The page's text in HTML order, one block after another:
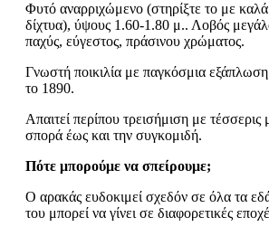
Φυτό αναρριχώμενο (στηρίξτε το με
δίχτυα), ύψους 1.60-1.80 μ.. Λοβός
παχύς, εύγεστος, πράσινου χρώματος.
Γνωστή ποικιλία με παγκόσμια
το 1890.
Απαιτεί περίπου τρεισήμιση με τέσσερις
σπορά έως και την συγκομιδή.
Πότε μπορούμε να σπείρουμε;
Ο αρακάς ευδοκιμεί σχεδόν σε όλα τα
του μπορεί να γίνει σε διαφορετικές